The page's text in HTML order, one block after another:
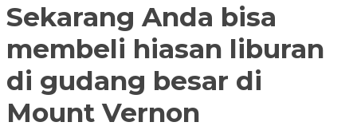
Sekarang Anda bisa
membeli hiasan liburan
di gudang besar di
Mount Vernon